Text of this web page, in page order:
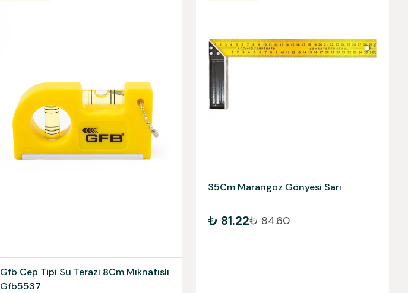
Gfb Cep Tipi Su Terazi 8Cm Mıknatıslı
Gfb5537
35Cm Marangoz Gönyesi Sarı
₺ 81.22₺ 84.60